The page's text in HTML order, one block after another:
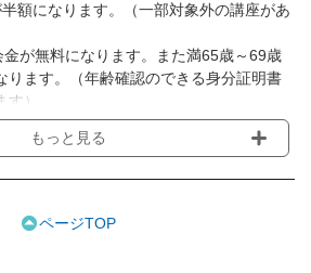
額になります。（一部対象外の講座があ
が無料になります。また満65歳～69歳
ります。（年齢確認のできる身分証明書
）
合は新たな入会金のお支払いは必要あり
方法が異なる場合がありますのでご確認
もっと見る
ページTOP